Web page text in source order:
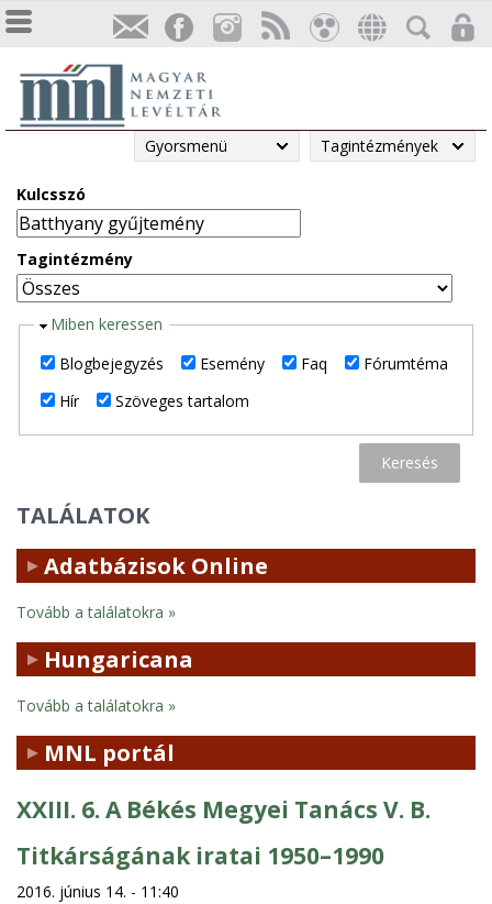
Gyorsmenü Tagintézmények
Kulcsszó
Tagintézmény
E
l
r
e
j
Miben keressen
Blogbejegyzés
Esemény Faq
Fórumtéma
Hír
Szöveges tartalom
TALÁLATOK
Adatbázisok Online
Tovább a találatokra
Hungaricana
Tovább a találatokra
MNL portál
XXIII. 6. A Békés Megyei Tanács V. B.
Titkárságának iratai 1950–1990
2016. június 14. - 11:40